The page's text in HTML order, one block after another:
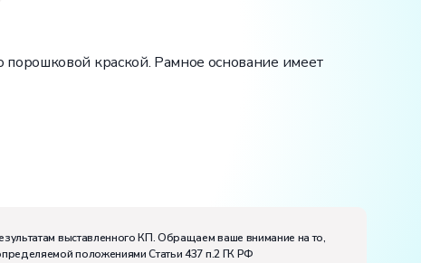
краской. Рамное основание имеет
выставленного КП. Обращаем ваше внимание на то,
положениями Статьи 437 п.2 ГК РФ